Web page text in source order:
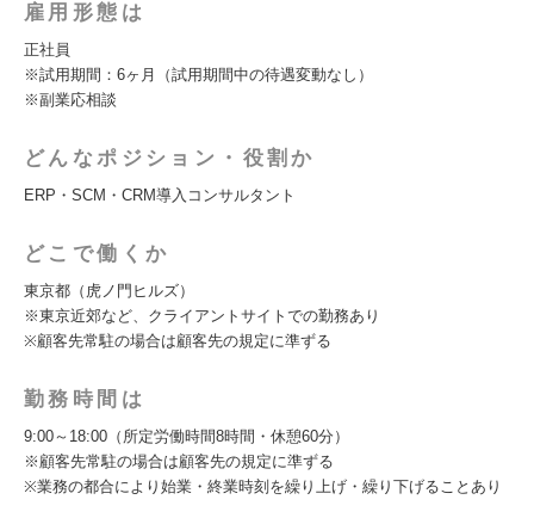
雇用形態は
正社員
※試用期間：6ヶ月（試用期間中の待遇変動なし）
※副業応相談
どんなポジション・役割か
ERP・SCM・CRM導入コンサルタント
どこで働くか
東京都（虎ノ門ヒルズ）
※東京近郊など、クライアントサイトでの勤務あり
※顧客先常駐の場合は顧客先の規定に準ずる
勤務時間は
9:00～18:00（所定労働時間8時間・休憩60分）
※顧客先常駐の場合は顧客先の規定に準ずる
※業務の都合により始業・終業時刻を繰り上げ・繰り下げることあり